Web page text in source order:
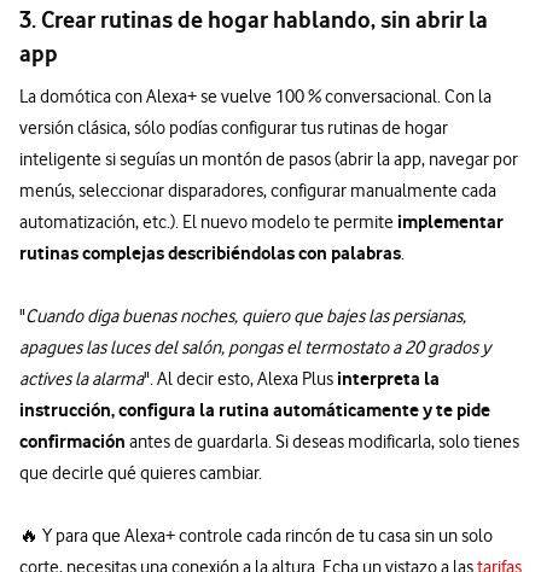
3. Crear rutinas de hogar hablando, sin abrir la
app
La domótica con Alexa+ se vuelve 100 % conversacional. Con la
versión clásica, sólo podías configurar tus rutinas de hogar
inteligente si seguías un montón de pasos (abrir la app, navegar por
menús, seleccionar disparadores, configurar manualmente cada
automatización, etc.). El nuevo modelo te permite implementar
rutinas complejas describiéndolas con palabras.
"Cuando diga buenas noches, quiero que bajes las persianas,
apagues las luces del salón, pongas el termostato a 20 grados y
actives la alarma". Al decir esto, Alexa Plus interpreta la
instrucción, configura la rutina automáticamente y te pide
confirmación antes de guardarla. Si deseas modificarla, solo tienes
que decirle qué quieres cambiar.
🔥 Y para que Alexa+ controle cada rincón de tu casa sin un solo
corte, necesitas una conexión a la altura. Echa un vistazo a lastarifas